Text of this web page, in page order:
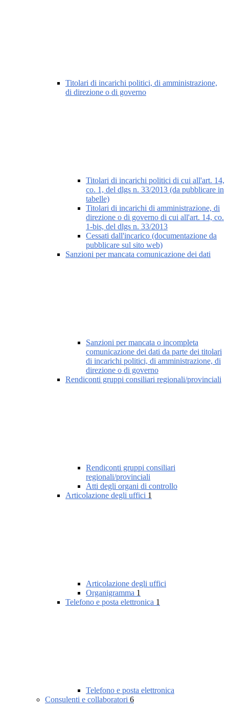
Titolari di incarichi politici, di amministrazione,
di direzione o di governo
Titolari di incarichi politici di cui all'art. 14,
co. 1, del dlgs n. 33/2013 (da pubblicare in
tabelle)
Titolari di incarichi di amministrazione, di
direzione o di governo di cui all'art. 14, co.
1-bis, del dlgs n. 33/2013
Cessati dall'incarico (documentazione da
pubblicare sul sito web)
Sanzioni per mancata comunicazione dei dati
Sanzioni per mancata o incompleta
comunicazione dei dati da parte dei titolari
di incarichi politici, di amministrazione, di
direzione o di governo
Rendiconti gruppi consiliari regionali/provinciali
Rendiconti gruppi consiliari
regionali/provinciali
Atti degli organi di controllo
Articolazione degli uffici 1
Articolazione degli uffici
Organigramma 1
Telefono e posta elettronica 1
Telefono e posta elettronica
Consulenti e collaboratori 6